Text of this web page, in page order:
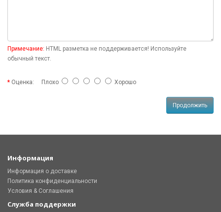
Примечание: HTML разметка не поддерживается! Используйте
обычный текст.
Оценка: Плохо Хорошо
Продолжить
Информация
Информация о доставке
Политика конфиденциальности
Условия & Соглашения
Служба поддержки